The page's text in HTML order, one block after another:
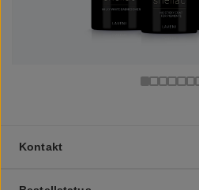
Kontakt